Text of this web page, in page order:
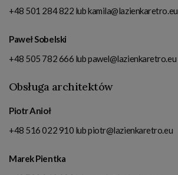
+48 501 284 822 lubkamila@lazienkaretro.eu
Paweł Sobelski
+48 505 782 666 lubpawel@lazienkaretro.eu
Obsługa architektów
Piotr Anioł
+48 516 022 910 lubpiotr@lazienkaretro.eu
Marek Pientka